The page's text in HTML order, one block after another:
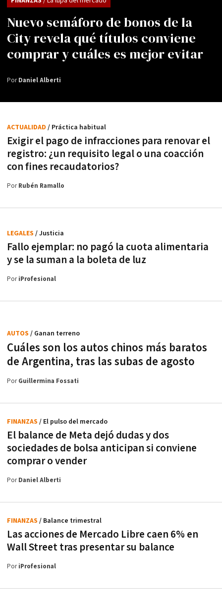
Nuevo semáforo de bonos de la
City revela qué títulos conviene
comprar y cuáles es mejor evitar
PorDaniel Alberti
Exigir el pago de infracciones para renovar el
registro: ¿un requisito legal o una coacción
con fines recaudatorios?
ACTUALIDAD / Práctica habitual
PorRubén Ramallo
Fallo ejemplar: no pagó la cuota alimentaria
y se la suman a la boleta de luz
LEGALES / Justicia
PoriProfesional
Cuáles son los autos chinos más baratos
de Argentina, tras las subas de agosto
AUTOS / Ganan terreno
PorGuillermina Fossati
El balance de Meta dejó dudas y dos
sociedades de bolsa anticipan si conviene
comprar o vender
FINANZAS / El pulso del mercado
PorDaniel Alberti
Las acciones de Mercado Libre caen 6% en
Wall Street tras presentar su balance
FINANZAS / Balance trimestral
PoriProfesional